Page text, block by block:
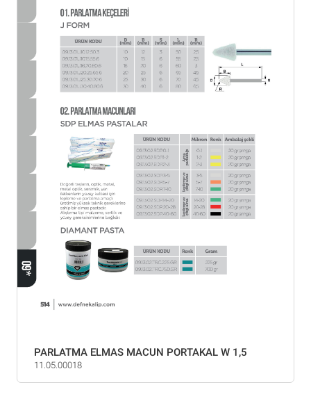
PARLATMA ELMAS MACUN PORTAKAL W 1,5
11.05.00018